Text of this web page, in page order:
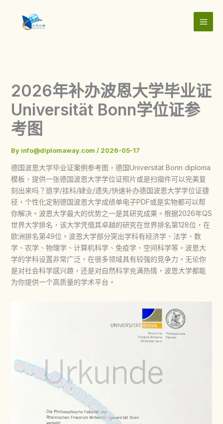
content
2026年补办波恩大学毕业证
Universität Bonn学位证参
考图
By info@diplomaway.com / 2026-05-17
德国波恩大学毕业证案例参考图，德国Universität Bonn diploma
模板，提供一张德国波恩大学学位证照片或是扫描件可以完美复
刻出来吗？退学/挂科/肄业/遗失/快速补办德国波恩大学学位证捷
径，个性化定制德国波恩大学成绩单电子PDF或是实物都可以帮
你解决。波恩大学最大的优势之一是其研究成果。根据2026年QS
世界大学排名，该大学凭借其卓越的研究在世界排名第128位，在
欧洲排名第49位。波恩大学部分突出学科有经济学、法学、数
学、农学、物理学、计算机科学、免疫学、空间科学等。波恩大
学的学科设置非常广泛，在很多领域具有较强的竞争力。无论你
是对社会科学感兴趣，还是对自然科学充满热情，波恩大学都能
为你提供一个高质量的学术平台。